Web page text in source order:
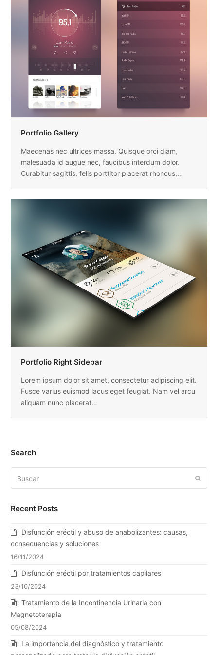
Portfolio Gallery
Maecenas nec ultrices massa. Quisque orci diam,
malesuada id augue nec, faucibus interdum dolor.
Curabitur sagittis, felis porttitor placerat rhoncus,…
Portfolio Right Sidebar
Lorem ipsum dolor sit amet, consectetur adipiscing elit.
Fusce varius euismod lacus eget feugiat. Nam vel arcu
aliquam nunc placerat…
Search
Enviar
Recent Posts
Disfunción eréctil y abuso de anabolizantes: causas,
consecuencias y soluciones
16/11/2024
Disfunción eréctil por tratamientos capilares
23/10/2024
Tratamiento de la Incontinencia Urinaria con
Magnetoterapia
05/08/2024
La importancia del diagnóstico y tratamiento